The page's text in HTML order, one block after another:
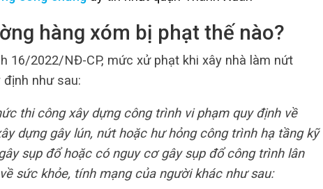
hàng xóm​ bị phạt thế nào?
16/2022/NĐ-CP, mức xử phạt khi xây nhà làm nứt
như sau:
thi công xây dựng công trình vi phạm quy định về
dựng gây lún, nứt hoặc hư hỏng công trình hạ tầng kỹ
sụp đổ hoặc có nguy cơ gây sụp đổ công trình lân
sức khỏe, tính mạng của người khác như sau: